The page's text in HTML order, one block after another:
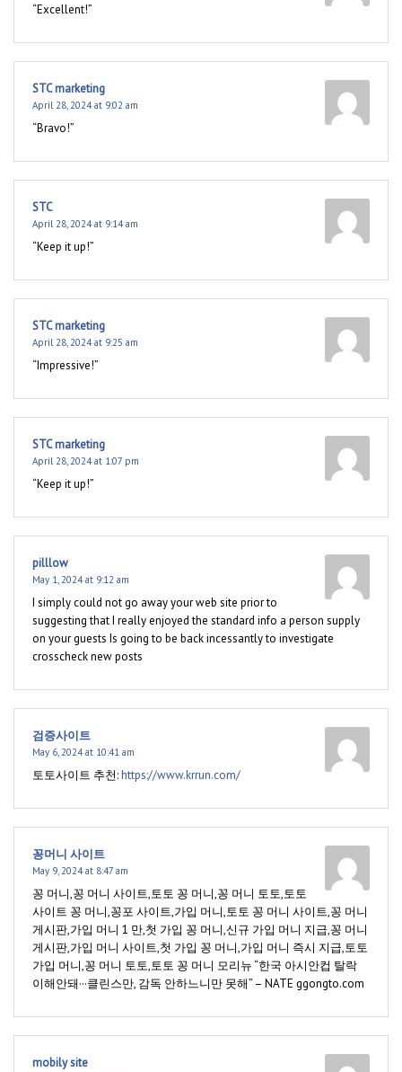
“Excellent!”
STC marketing
April 28, 2024 at 9:02 am
“Bravo!”
STC
April 28, 2024 at 9:14 am
“Keep it up!”
STC marketing
April 28, 2024 at 9:25 am
“Impressive!”
STC marketing
April 28, 2024 at 1:07 pm
“Keep it up!”
pilllow
May 1, 2024 at 9:12 am
I simply could not go away your web site prior to
suggesting that I really enjoyed the standard info a person supply
on your guests Is going to be back incessantly to investigate
crosscheck new posts
검증사이트
May 6, 2024 at 10:41 am
토토사이트 추천:https://www.krrun.com/
꽁머니 사이트
May 9, 2024 at 8:47 am
꽁 머니,꽁 머니 사이트,토토 꽁 머니,꽁 머니 토토,토토
사이트 꽁 머니,꽁포 사이트,가입 머니,토토 꽁 머니 사이트,꽁 머니
게시판,가입 머니 1 만,첫 가입 꽁 머니,신규 가입 머니 지급,꽁 머니
게시판,가입 머니 사이트,첫 가입 꽁 머니,가입 머니 즉시 지급,토토
가입 머니,꽁 머니 토토,토토 꽁 머니 모리뉴 “한국 아시안컵 탈락
이해안돼···클린스만, 감독 안하느니만 못해” – NATE ggongto.com
mobily site